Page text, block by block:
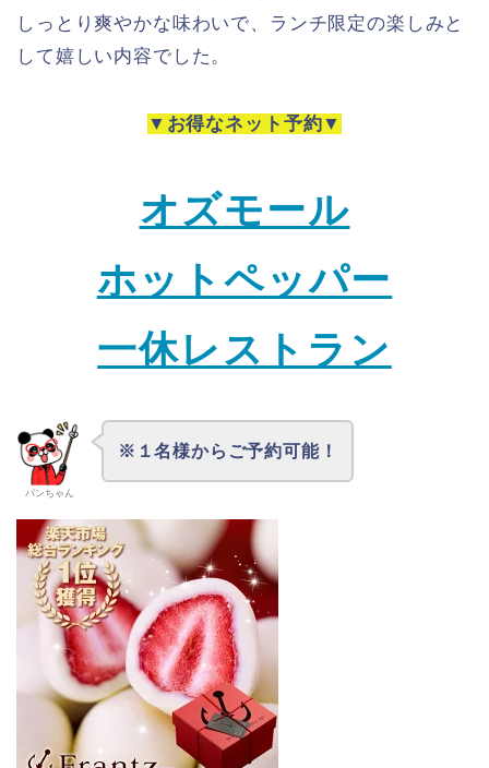
しっとり爽やかな味わいで、ランチ限定の楽しみと
して嬉しい内容でした。
▼お得なネット予約▼
オズモール
ホットペッパー
一休レストラン
パンちゃん
※１名様からご予約可能！